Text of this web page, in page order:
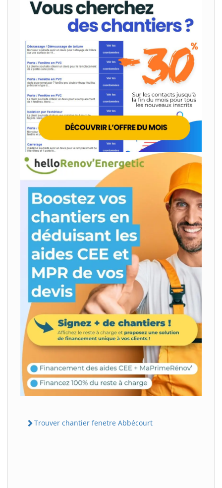
Trouver chantier fenetre Abbécourt